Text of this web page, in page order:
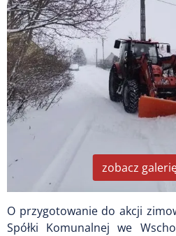
zobacz
O przygotowanie do akcji
Spółki Komunalnej we